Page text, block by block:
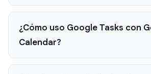
¿Cómo uso Google Tasks con
Calendar?